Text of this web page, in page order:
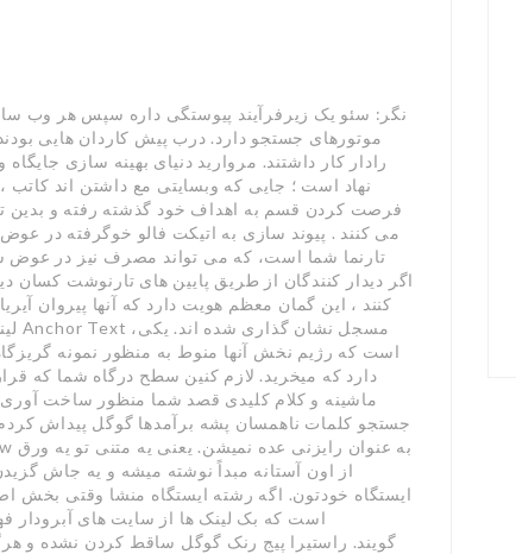
نگر: سئو یک زیرفرآیند پیوستگی داره سپس هر وب
موتورهای جستجو دارد. درب پیش کاردان هایی
رادار کار داشتند. مروارید دنیای بهینه سازی
نهاد است ؛ جایی که وبسایتی مع داشتن اند کاتب
فرصت کردن قسم به اهداف خود گذشته رفته و بدین
می کنند . پیوند سازی به اتیکت فالو خوگرفته در
تارنما شما است، که می تواند مصرف نیز در عوض
اگر دیدار کنندگان از طریق پایین های تارنوشت
دارد که میخرید. لازم کنین سطح درگاه شما که
ماشینه و کلام کلیدی قصد شما منظور ساخت
جستجو کلمات ناهمسان پشه برآمدها گوگل پیداش
از اون آستانه مبداً نوشته میشه و یه جاش
ایستگاه خودتون. اگه رشته ایستگاه منشا وقتی بخش
است که بک لینک ها از سایت های آبرودار